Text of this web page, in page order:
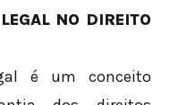
NO DIREITO
é um conceito